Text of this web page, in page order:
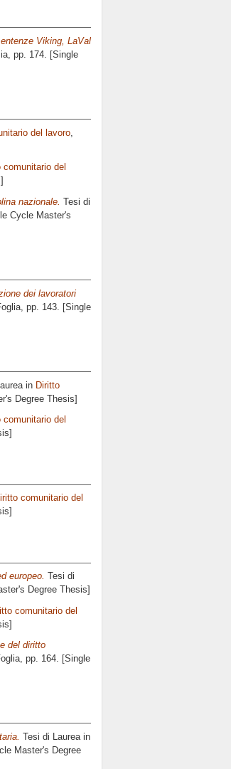
Viking, LaVal
, pp. 174. [Single
del lavoro
comunitario del
nazionale. Tesi di
Cycle Master's
dei lavoratori
, pp. 143. [Single
in Diritto
Degree Thesis]
comunitario del
comunitario del
europeo. Tesi di
Degree Thesis]
comunitario del
del diritto
, pp. 164. [Single
Tesi di Laurea in
Master's Degree